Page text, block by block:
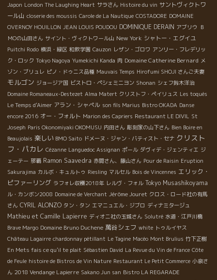
Japon London The Laughing Heart サラさん Histoire du vin サントヴィクトワ
ール山 closerie des moussis Carole de La Nautique COSTADORE DOMAINE
OVERNOY HOUILLON JEAN LOUIS POUDOU DOMINIQUE DERAIN アブリウ Ｂ
ＭОの山田さん サイント・ヴィクトワール山 New York シャトー・エグイユ
Puitchi Rodo 横浜・緑区 和飲学園 Cauzon レザン・ゴロワ アンリー・フレデリッ
ク・ロック Tokyo Nagoya Yumekichi Kanda 肉 Domaine Catherine Bernard メ
ゾン・ブリュレ ピノ・ドゥニス品種 Mauvais Temps Hirofumi SHOJI さんご夫妻
モルゴン ジョージア国 ビストロ・ペシェミニヨン Shonan シェフ鈴木洋治
Domaine Romaneaux-Destezet Alma Matert クリストフ・ペイリュス Les toqués
Le Temps d'Aimer アラン・シャペル son fils Marius Bistro OKADA Danse
encore 2016 オー・フォルト Marion des Capriers Restaurant LE DIVIL St
Joseph Paris Okonomiyaki OKOMUSU 内田さん 彫刻家の山下さん Bien Boire en
Beaujolais 楽しい BMO Saito ドメーヌ・ジャン・バティスト・セナ クリスト
フ・パカレ Cézanne Languedoc Assignan ポール ダヴィデ・ジェンティエ ジ
ェーテー 那覇 Ramon Saavedra 赤間さん、藤山さん Pour de Raisin Eruption
Sakurajima カルボ・キュルトゥ Riesling マルセル Bois de Vincennes エリック・
ピファーリング ラフォレ収穫2018年 レルヴ・フォル Tokyo Musashikoyama
ル・カンボン2008 Domaine de Verchant Jérôme Jouret クロス・ロード社の有馬
さん CYRIL ALONZO タン・タン エマニュエル・ジブロ ディナミタージュ
Mathieu et Camille Lapierre ディオニ社の玉城さん Solutré 水道・江戸川橋
Brave Margo Domaine Bruno Duchene 萬谷シェフ white トゥルイヤス
Château Lagairre chardonnay pétillant Le Tagine Macéo Mont Brulius 竹下正樹
En Mets fais ce qu'il te plait Sébastien David La Revue du Vin de France Côte
de Feule histoire de Bistros de Vin Nature Restaurant Le Petit Commerce 小泉さ
ん 2018 Vendange Lapierre Sakano Jun san Bistro LA REGARADE